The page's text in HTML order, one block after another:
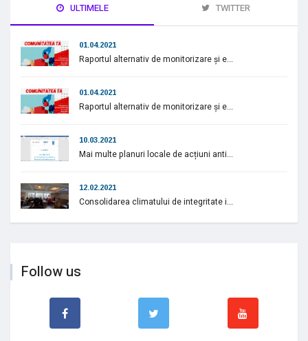
ULTIMELE TWITTER
01.04.2021
Raportul alternativ de monitorizare și e...
01.04.2021
Raportul alternativ de monitorizare și e...
10.03.2021
Mai multe planuri locale de acțiuni anti...
12.02.2021
Consolidarea climatului de integritate i...
Follow us